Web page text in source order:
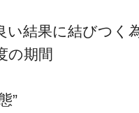
い結果に結びつく
の期間
”